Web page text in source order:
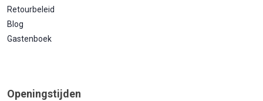
Retourbeleid
Blog
Gastenboek
Openingstijden